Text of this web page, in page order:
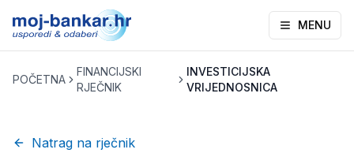
MENU
POČETNA
FINANCIJSKI
RJEČNIK
INVESTICIJSKA
VRIJEDNOSNICA
Natrag na rječnik